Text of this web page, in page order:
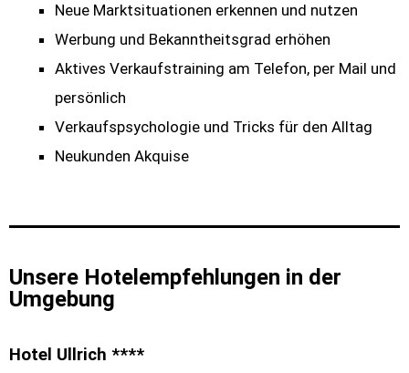
Neue Marktsituationen erkennen und nutzen
Werbung und Bekanntheitsgrad erhöhen
Aktives Verkaufstraining am Telefon, per Mail und
persönlich
Verkaufspsychologie und Tricks für den Alltag
Neukunden Akquise
Unsere Hotelempfehlungen in der
Umgebung
Hotel Ullrich ****